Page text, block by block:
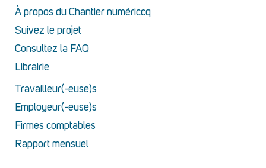
À propos du Chantier numériccq
Suivez le projet
Consultez la FAQ
Librairie
Travailleur(-euse)s
Employeur(-euse)s
Firmes comptables
Rapport mensuel